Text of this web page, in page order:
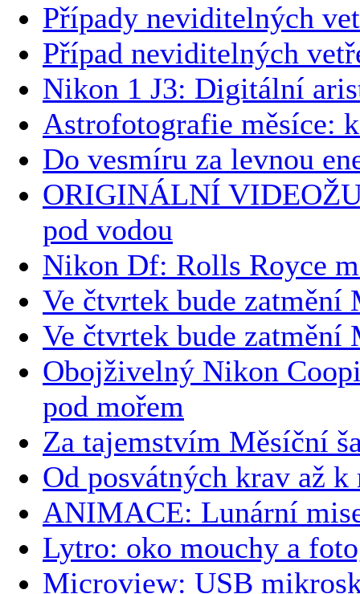
Případy neviditelných
Případ neviditelných
Nikon 1 J3: Digitální
Astrofotografie měsíce:
Do vesmíru za levnou
ORIGINÁLNÍ
pod vodou
Nikon Df: Rolls Royce
Ve čtvrtek bude zatmění
Ve čtvrtek bude zatmění
Obojživelný Nikon
pod mořem
Za tajemstvím Měsíční
Od posvátných krav až
ANIMACE: Lunární
Lytro: oko mouchy a
Microview: USB